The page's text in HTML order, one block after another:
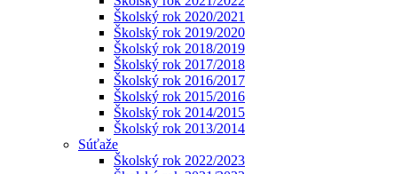
Školský rok 2020/2021
Školský rok 2019/2020
Školský rok 2018/2019
Školský rok 2017/2018
Školský rok 2016/2017
Školský rok 2015/2016
Školský rok 2014/2015
Školský rok 2013/2014
Súťaže
Školský rok 2022/2023